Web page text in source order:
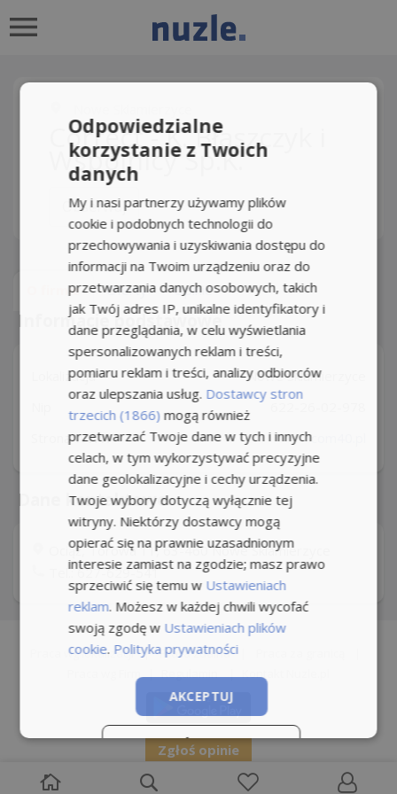
Correct - K. Błaszczyk i
Wspólnicy Sp.K.
Obserwuj
O firmie Oferty Opinie
Informacje podstawowe
Lokalizacja
Nowe Sklamierzyce
Strona WWW
com40.pl
Dane kontaktowe
Ociąż, Torowa 11, 63-460 Nowe Sklamierzyce
Tel.: 627-629-541
Praca wg lokalizacji | Praca zdalna |
Praca wg Firm | Regulamin | Kontakt Nuzle.pl
Zgłoś opinie
Odpowiedzialne
korzystanie z Twoich
danych
My i nasi partnerzy używamy plików
cookie i podobnych technologii do
przechowywania i uzyskiwania dostępu do
informacji na Twoim urządzeniu oraz do
przetwarzania danych osobowych, takich
jak Twój adres IP, unikalne identyfikatory i
dane przeglądania, w celu wyświetlania
spersonalizowanych reklam i treści,
pomiaru reklam i treści, analizy odbiorców
oraz ulepszania usług. Dostawcy stron
trzecich (1866) mogą również
przetwarzać Twoje dane w tych i innych
celach, w tym wykorzystywać precyzyjne
dane geolokalizacyjne i cechy urządzenia.
Twoje wybory dotyczą wyłącznie tej
witryny. Niektórzy dostawcy mogą
opierać się na prawnie uzasadnionym
interesie zamiast na zgodzie; masz prawo
sprzeciwić się temu w Ustawieniach
reklam. Możesz w każdej chwili wycofać
swoją zgodę w Ustawieniach plików
cookie. Polityka prywatności
AKCEPTUJ
ODRZUĆ WSZYSTKIE